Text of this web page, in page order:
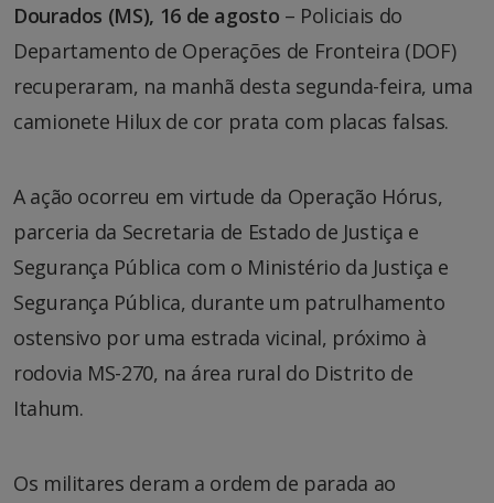
Dourados (MS), 16 de agosto – Policiais do
Departamento de Operações de Fronteira (DOF)
recuperaram, na manhã desta segunda-feira, uma
camionete Hilux de cor prata com placas falsas.
A ação ocorreu em virtude da Operação Hórus,
parceria da Secretaria de Estado de Justiça e
Segurança Pública com o Ministério da Justiça e
Segurança Pública, durante um patrulhamento
ostensivo por uma estrada vicinal, próximo à
rodovia MS-270, na área rural do Distrito de
Itahum.
Os militares deram a ordem de parada ao